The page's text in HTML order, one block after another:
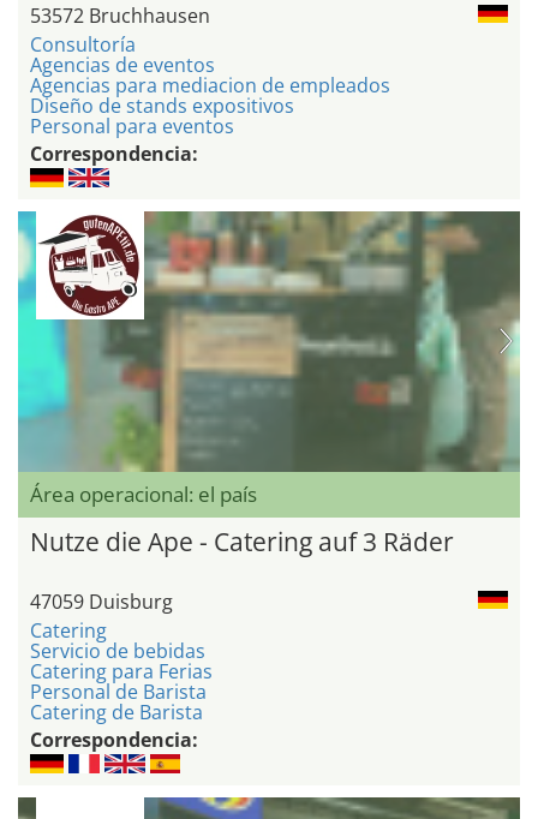
53572 Bruchhausen
Consultoría
Agencias de eventos
Agencias para mediacion de empleados
Diseño de stands expositivos
Personal para eventos
Correspondencia:
Área operacional: el país
Nutze die Ape - Catering auf 3 Räder
47059 Duisburg
Catering
Servicio de bebidas
Catering para Ferias
Personal de Barista
Catering de Barista
Correspondencia: